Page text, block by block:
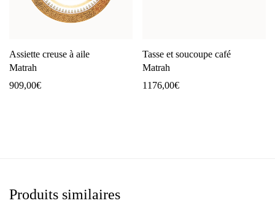
Assiette creuse à aile
Matrah
909,00€
Tasse et soucoupe café
Matrah
1176,00€
Produits similaires